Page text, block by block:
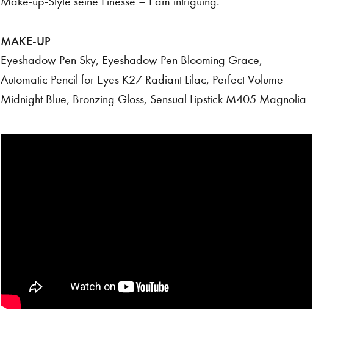
MAKE-UP
Eyeshadow Pen Sky, Eyeshadow Pen Blooming Grace,
Automatic Pencil for Eyes K27 Radiant Lilac, Perfect Volume
Midnight Blue, Bronzing Gloss, Sensual Lipstick M405 Magnolia